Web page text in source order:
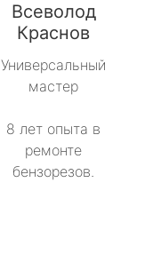
Всеволод
Краснов
Универсальный
мастер
8 лет опыта в
ремонте
бензорезов.